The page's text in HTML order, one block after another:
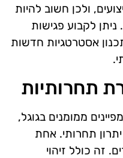
ולכן חשוב להיות
לקבוע פגישות
אסטרטגיות חדשות
תחרותיות
ממומנים בגוגל,
תחרותי. אחת
זה כולל זיהוי